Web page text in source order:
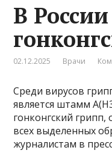
В
02.12.2025 Врачи
Среди вирусов
является штамм
гонконгский грипп,
всех выделенных
журналистам в